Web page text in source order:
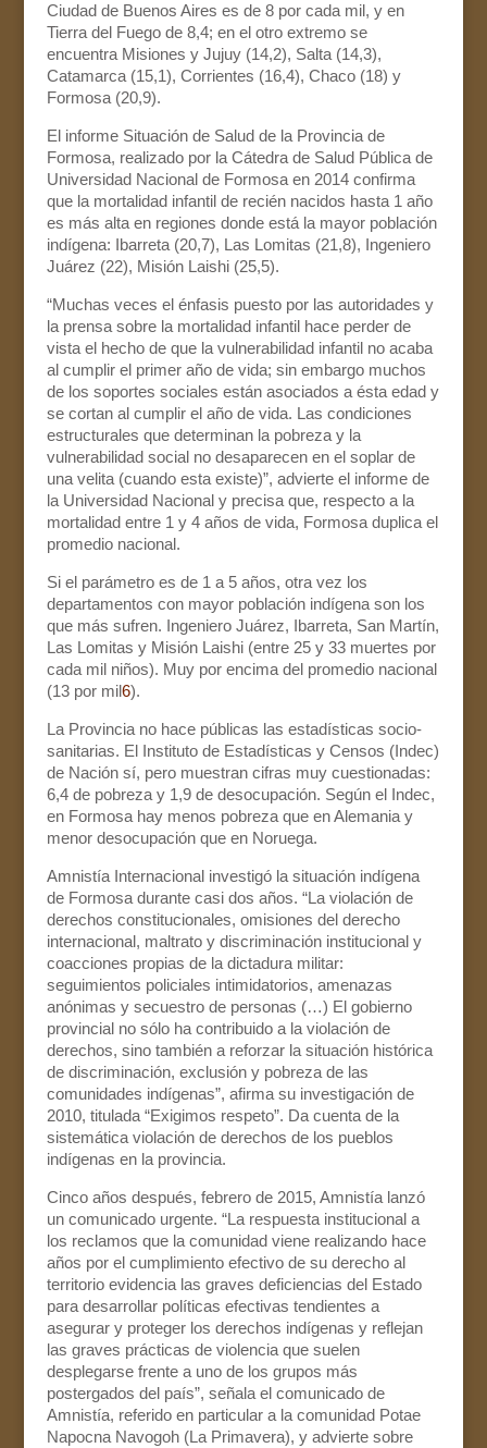
Ciudad de Buenos Aires es de 8 por cada mil, y en
Tierra del Fuego de 8,4; en el otro extremo se
encuentra Misiones y Jujuy (14,2), Salta (14,3),
Catamarca (15,1), Corrientes (16,4), Chaco (18) y
Formosa (20,9).
El informe Situación de Salud de la Provincia de
Formosa, realizado por la Cátedra de Salud Pública de
Universidad Nacional de Formosa en 2014 confirma
que la mortalidad infantil de recién nacidos hasta 1 año
es más alta en regiones donde está la mayor población
indígena: Ibarreta (20,7), Las Lomitas (21,8), Ingeniero
Juárez (22), Misión Laishi (25,5).
“Muchas veces el énfasis puesto por las autoridades y
la prensa sobre la mortalidad infantil hace perder de
vista el hecho de que la vulnerabilidad infantil no acaba
al cumplir el primer año de vida; sin embargo muchos
de los soportes sociales están asociados a ésta edad y
se cortan al cumplir el año de vida. Las condiciones
estructurales que determinan la pobreza y la
vulnerabilidad social no desaparecen en el soplar de
una velita (cuando esta existe)”, advierte el informe de
la Universidad Nacional y precisa que, respecto a la
mortalidad entre 1 y 4 años de vida, Formosa duplica el
promedio nacional.
Si el parámetro es de 1 a 5 años, otra vez los
departamentos con mayor población indígena son los
que más sufren. Ingeniero Juárez, Ibarreta, San Martín,
Las Lomitas y Misión Laishi (entre 25 y 33 muertes por
cada mil niños). Muy por encima del promedio nacional
(13 por mil6).
La Provincia no hace públicas las estadísticas socio-
sanitarias. El Instituto de Estadísticas y Censos (Indec)
de Nación sí, pero muestran cifras muy cuestionadas:
6,4 de pobreza y 1,9 de desocupación. Según el Indec,
en Formosa hay menos pobreza que en Alemania y
menor desocupación que en Noruega.
Amnistía Internacional investigó la situación indígena
de Formosa durante casi dos años. “La violación de
derechos constitucionales, omisiones del derecho
internacional, maltrato y discriminación institucional y
coacciones propias de la dictadura militar:
seguimientos policiales intimidatorios, amenazas
anónimas y secuestro de personas (…) El gobierno
provincial no sólo ha contribuido a la violación de
derechos, sino también a reforzar la situación histórica
de discriminación, exclusión y pobreza de las
comunidades indígenas”, afirma su investigación de
2010, titulada “Exigimos respeto”. Da cuenta de la
sistemática violación de derechos de los pueblos
indígenas en la provincia.
Cinco años después, febrero de 2015, Amnistía lanzó
un comunicado urgente. “La respuesta institucional a
los reclamos que la comunidad viene realizando hace
años por el cumplimiento efectivo de su derecho al
territorio evidencia las graves deficiencias del Estado
para desarrollar políticas efectivas tendientes a
asegurar y proteger los derechos indígenas y reflejan
las graves prácticas de violencia que suelen
desplegarse frente a uno de los grupos más
postergados del país”, señala el comunicado de
Amnistía, referido en particular a la comunidad Potae
Napocna Navogoh (La Primavera), y advierte sobre